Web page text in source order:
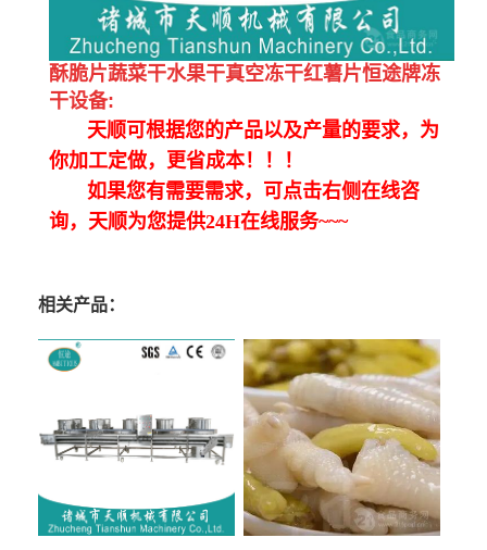
酥脆片蔬菜干水果干真空冻干红薯片恒途牌冻
干设备:
天顺可根据您的产品以及产量的要求，为
你加工定做，更省成本！！！
如果您有需要需求，可点击右侧在线咨
询，天顺为您提供24H在线服务~~~
相关产品：